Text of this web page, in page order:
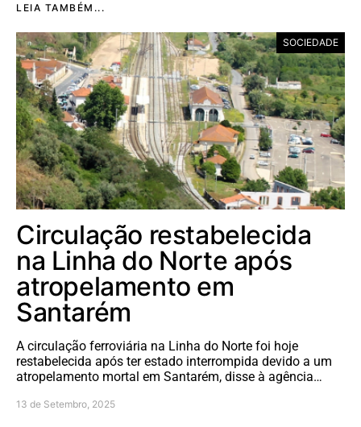
LEIA TAMBÉM...
SOCIEDADE
Circulação restabelecida
na Linha do Norte após
atropelamento em
Santarém
A circulação ferroviária na Linha do Norte foi hoje
restabelecida após ter estado interrompida devido a um
atropelamento mortal em Santarém, disse à agência…
13 de Setembro, 2025